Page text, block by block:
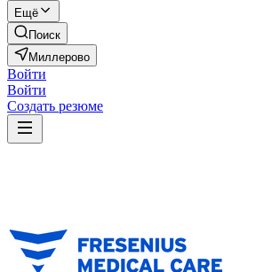
Ещё
Поиск
Миллерово
Войти
Войти
Создать резюме